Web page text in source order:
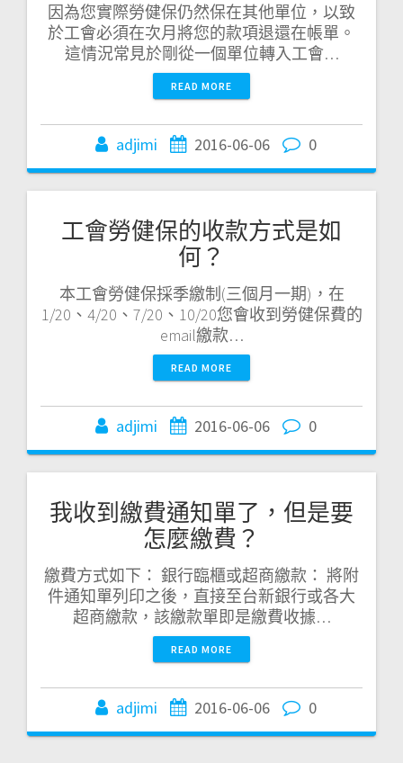
因為您實際勞健保仍然保在其他單位，以致
於工會必須在次月將您的款項退還在帳單。
這情況常見於剛從一個單位轉入工會…
READ MORE
adjimi 2016-06-06 0
工會勞健保的收款方式是如
何？
本工會勞健保採季繳制(三個月一期)，在
1/20、4/20、7/20、10/20您會收到勞健保費的
email繳款…
READ MORE
adjimi 2016-06-06 0
我收到繳費通知單了，但是要
怎麼繳費？
繳費方式如下： 銀行臨櫃或超商繳款： 將附
件通知單列印之後，直接至台新銀行或各大
超商繳款，該繳款單即是繳費收據…
READ MORE
adjimi 2016-06-06 0